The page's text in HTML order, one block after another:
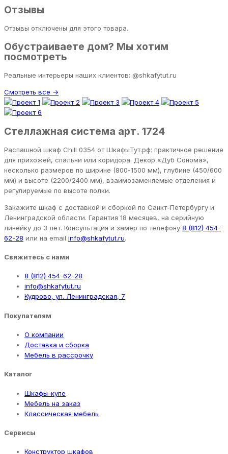
Отзывы
Отзывы отключены для этого товара.
Обустраиваете дом? Мы хотим
посмотреть
Реальные интерьеры наших клиентов: @shkafytut.ru
Смотреть все →
Стеллажная система арт. 1724
Распашной шкаф Chill 0354 от ШкафыТут.рф: практичное решение
для прихожей, спальни или коридора. Декор «Дуб Сонома»,
несколько размеров по ширине (800-1500 мм), глубине (450/600
мм) и высоте (2200/2400 мм), взаимозаменяемые отделения и
регулируемые по высоте полки.
Закажите шкаф с доставкой и сборкой по Санкт-Петербургу и
Ленинградской области. Гарантия 18 месяцев, на серийную
линейку до 3 лет. Консультация и замер по телефону 8 (812) 454-
62-28 или на email info@shkafytut.ru.
Свяжитесь с нами
8 (812) 454-62-28
info@shkafytut.ru
Кудрово, ул. Ленинградская, 7
Покупателям
О компании
Доставка и сборка
Мебель в рассрочку
Каталог
Шкафы-купе
Мебель на заказ
Классическая мебель
Сервисы
Конструктор шкафов